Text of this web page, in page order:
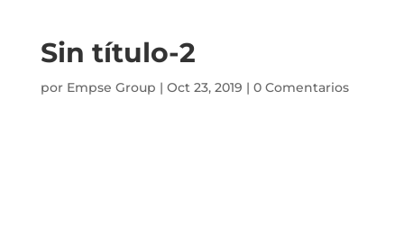
Sin título-2
por Empse Group | Oct 23, 2019 | 0 Comentarios